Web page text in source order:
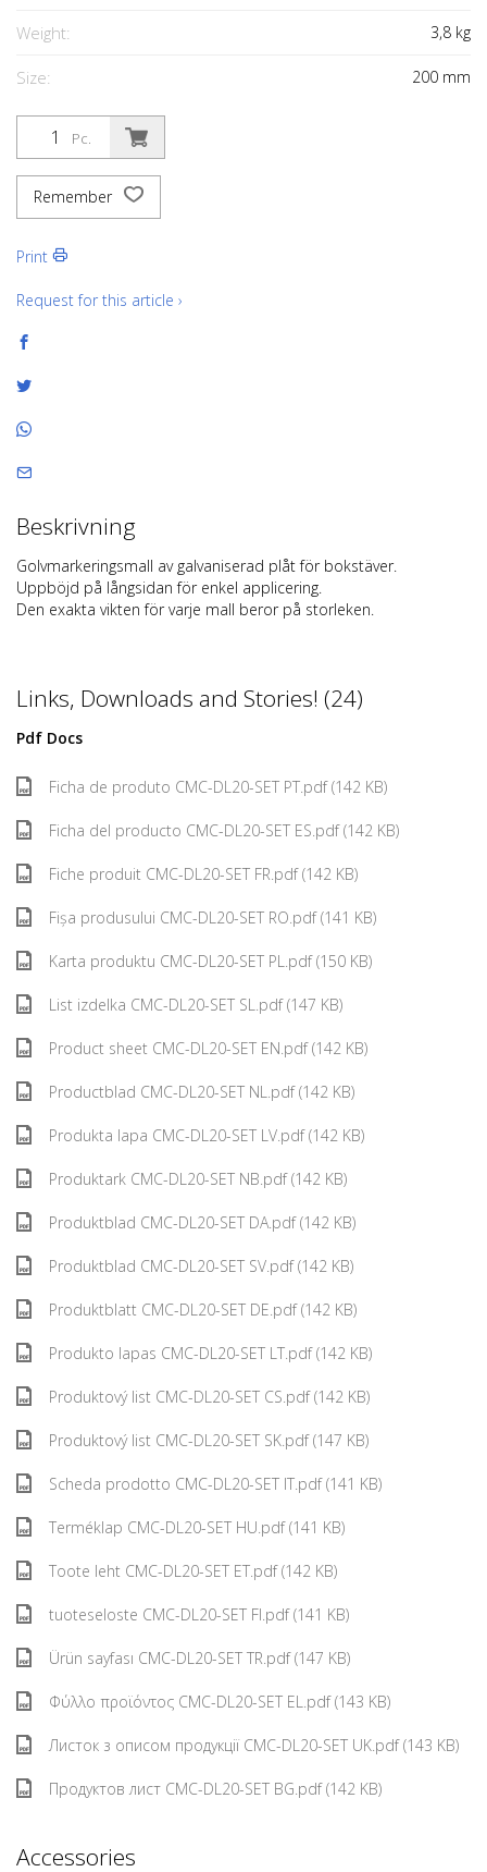
Weight: 3,8 kg
Size: 200 mm
Pc.
Remember
Print
Request for this article ›
Beskrivning
Golvmarkeringsmall av galvaniserad plåt för bokstäver.
Uppböjd på långsidan för enkel applicering.
Den exakta vikten för varje mall beror på storleken.
Links, Downloads and Stories! (24)
Pdf Docs
Ficha de produto CMC-DL20-SET PT.pdf (142 KB)
Ficha del producto CMC-DL20-SET ES.pdf (142 KB)
Fiche produit CMC-DL20-SET FR.pdf (142 KB)
Fișa produsului CMC-DL20-SET RO.pdf (141 KB)
Karta produktu CMC-DL20-SET PL.pdf (150 KB)
List izdelka CMC-DL20-SET SL.pdf (147 KB)
Product sheet CMC-DL20-SET EN.pdf (142 KB)
Productblad CMC-DL20-SET NL.pdf (142 KB)
Produkta lapa CMC-DL20-SET LV.pdf (142 KB)
Produktark CMC-DL20-SET NB.pdf (142 KB)
Produktblad CMC-DL20-SET DA.pdf (142 KB)
Produktblad CMC-DL20-SET SV.pdf (142 KB)
Produktblatt CMC-DL20-SET DE.pdf (142 KB)
Produkto lapas CMC-DL20-SET LT.pdf (142 KB)
Produktový list CMC-DL20-SET CS.pdf (142 KB)
Produktový list CMC-DL20-SET SK.pdf (147 KB)
Scheda prodotto CMC-DL20-SET IT.pdf (141 KB)
Terméklap CMC-DL20-SET HU.pdf (141 KB)
Toote leht CMC-DL20-SET ET.pdf (142 KB)
tuoteseloste CMC-DL20-SET FI.pdf (141 KB)
Ürün sayfası CMC-DL20-SET TR.pdf (147 KB)
Φύλλο προϊόντος CMC-DL20-SET EL.pdf (143 KB)
Листок з описом продукції CMC-DL20-SET UK.pdf (143 KB)
Продуктов лист CMC-DL20-SET BG.pdf (142 KB)
Accessories